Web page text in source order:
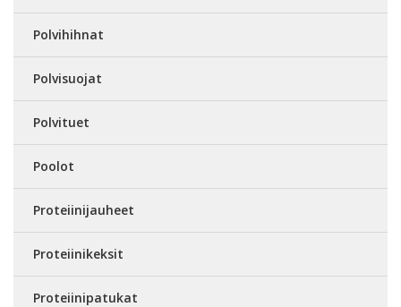
Polvihihnat
Polvisuojat
Polvituet
Poolot
Proteiinijauheet
Proteiinikeksit
Proteiinipatukat